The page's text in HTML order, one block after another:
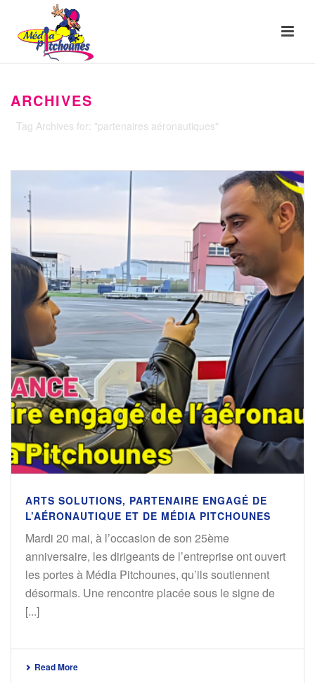
ARCHIVES
Tag Archives for: "partenaires aéronautiques"
ARTS SOLUTIONS, PARTENAIRE ENGAGÉ DE
L’AÉRONAUTIQUE ET DE MÉDIA PITCHOUNES
Mardi 20 mai, à l’occasion de son 25ème
anniversaire, les dirigeants de l’entreprise ont ouvert
les portes à Média Pitchounes, qu’ils soutiennent
désormais. Une rencontre placée sous le signe de
[...]
Read More